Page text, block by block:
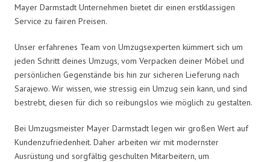
Mayer Darmstadt Unternehmen bietet dir einen erstklassigen
Service zu fairen Preisen.
Unser erfahrenes Team von Umzugsexperten kümmert sich um
jeden Schritt deines Umzugs, vom Verpacken deiner Möbel und
persönlichen Gegenstände bis hin zur sicheren Lieferung nach
Sarajewo. Wir wissen, wie stressig ein Umzug sein kann, und sind
bestrebt, diesen für dich so reibungslos wie möglich zu gestalten.
Bei Umzugsmeister Mayer Darmstadt legen wir großen Wert auf
Kundenzufriedenheit. Daher arbeiten wir mit modernster
Ausrüstung und sorgfältig geschulten Mitarbeitern, um